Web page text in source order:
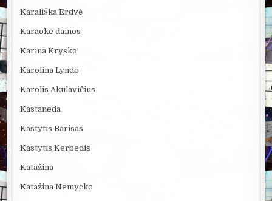
Karališka Erdvė
Karaoke dainos
Karina Krysko
Karolina Lyndo
Karolis Akulavičius
Kastaneda
Kastytis Barisas
Kastytis Kerbedis
Katažina
Katažina Nemycko